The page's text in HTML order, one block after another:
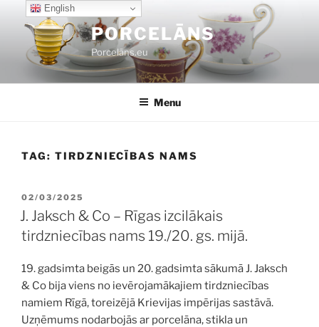
content
PORCELĀNS
Porcelāns.eu
Menu
TAG: TIRDZNIECĪBAS NAMS
POSTED
ON
02/03/2025
J. Jaksch & Co – Rīgas izcilākais
tirdzniecības nams 19./20. gs. mijā.
19. gadsimta beigās un 20. gadsimta sākumā J. Jaksch
& Co bija viens no ievērojamākajiem tirdzniecības
namiem Rīgā, toreizējā Krievijas impērijas sastāvā.
Uzņēmums nodarbojās ar porcelāna, stikla un
English